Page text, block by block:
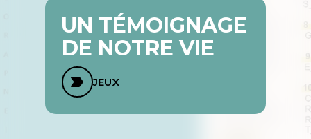
UN TÉMOIGNAGE
DE NOTRE VIE
JEUX